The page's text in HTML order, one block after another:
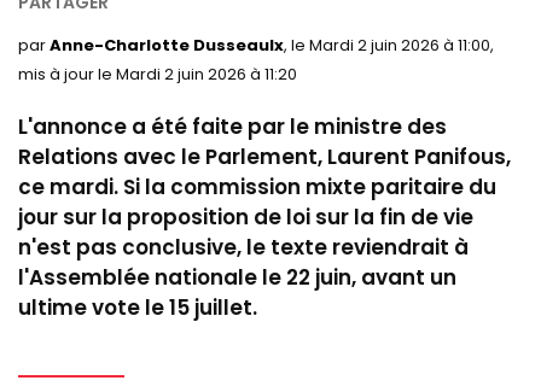
parAnne-Charlotte Dusseaulx, le Mardi 2 juin 2026 à 11:00,
mis à jour le Mardi 2 juin 2026 à 11:20
L'annonce a été faite par le ministre des
Relations avec le Parlement, Laurent Panifous,
ce mardi. Si la commission mixte paritaire du
jour sur la proposition de loi sur la fin de vie
n'est pas conclusive, le texte reviendrait à
l'Assemblée nationale le 22 juin, avant un
ultime vote le 15 juillet.